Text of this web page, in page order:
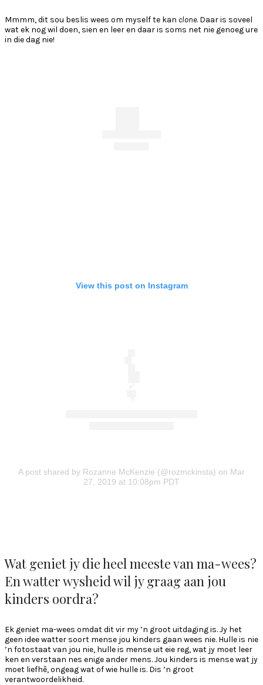
Mmmm, dit sou beslis wees om myself te kan clone. Daar is soveel
wat ek nog wil doen, sien en leer en daar is soms net nie genoeg ure
in die dag nie!
View this post on Instagram
A post shared by Rozanne McKenzie (@rozmckinsta) on Mar
27, 2019 at 10:08pm PDT
Wat geniet jy die heel meeste van ma-wees?
En watter wysheid wil jy graag aan jou
kinders oordra?
Ek geniet ma-wees omdat dit vir my ’n groot uitdaging is. Jy het
geen idee watter soort mense jou kinders gaan wees nie. Hulle is nie
’n fotostaat van jou nie, hulle is mense uit eie reg, wat jy moet leer
ken en verstaan nes enige ander mens. Jou kinders is mense wat jy
moet liefhê, ongeag wat of wie hulle is. Dis ’n groot
verantwoordelikheid.